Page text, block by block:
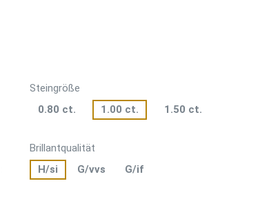
Steingröße
0.80 ct.
1.00 ct. 1.50 ct.
Brillantqualität
H/si
G/vvs G/if